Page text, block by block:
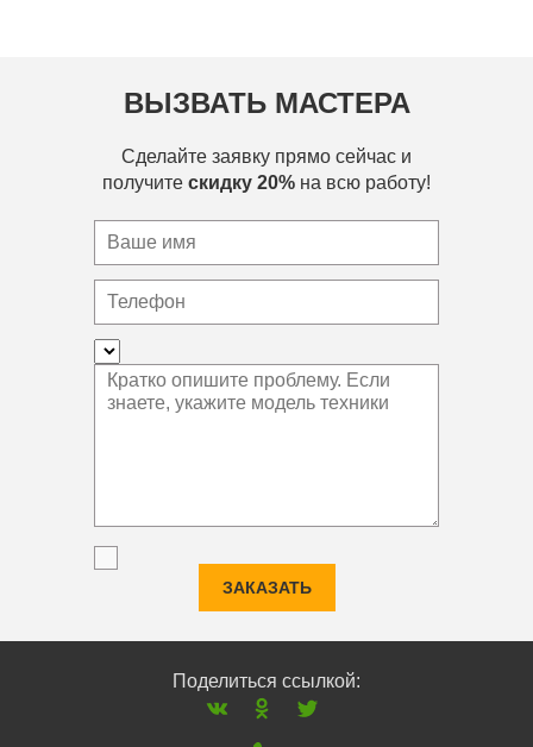
ВЫЗВАТЬ МАСТЕРА
Сделайте заявку прямо сейчас и
получите скидку 20% на всю работу!
ЗАКАЗАТЬ
Поделиться ссылкой: